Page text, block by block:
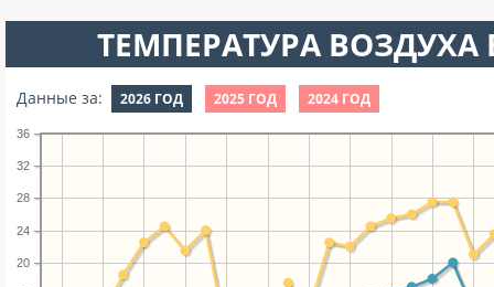
ТЕМПЕРАТУРА ВОЗДУХА
Данные за: 2026 ГОД 2025 ГОД 2024 ГОД
20
24
28
32
36